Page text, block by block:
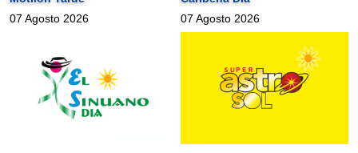
07 Agosto 2026
07 Agosto 2026